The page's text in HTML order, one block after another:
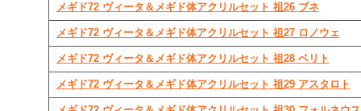
メギド72 ヴィータ＆メギド体アクリルセット 祖26 ブネ
メギド72 ヴィータ＆メギド体アクリルセット 祖27 ロノウェ
メギド72 ヴィータ＆メギド体アクリルセット 祖28 ベリト
メギド72 ヴィータ＆メギド体アクリルセット 祖29 アスタロト